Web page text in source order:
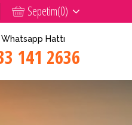
Sepetim(0)
Hattı
141 2636